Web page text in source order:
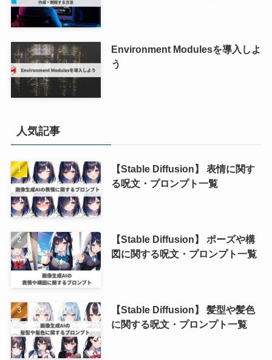
Environment Modulesを導入しよ
う
人気記事
【Stable Diffusion】 表情に関す
る呪文・プロンプト一覧
【Stable Diffusion】 ポーズや構
図に関する呪文・プロンプト一覧
【Stable Diffusion】 髪型や髪色
に関する呪文・プロンプト一覧